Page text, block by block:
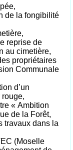
de la fongibilité
reprise de
au cimetière,
propriétaires
Communale
d’un
« Ambition
de la Forêt,
travaux dans la
(Moselle